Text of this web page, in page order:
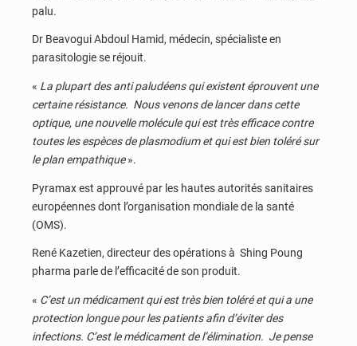
palu.
Dr Beavogui Abdoul Hamid, médecin, spécialiste en
parasitologie se réjouit.
« La plupart des anti paludéens qui existent éprouvent une
certaine résistance. Nous venons de lancer dans cette
optique, une nouvelle molécule qui est très efficace contre
toutes les espèces de plasmodium et qui est bien toléré sur
le plan empathique».
Pyramax est approuvé par les hautes autorités sanitaires
européennes dont l’organisation mondiale de la santé
(OMS).
René Kazetien, directeur des opérations à Shing Poung
pharma parle de l’efficacité de son produit.
« C’est un médicament qui est très bien toléré et qui a une
protection longue pour les patients afin d’éviter des
infections. C’est le médicament de l’élimination. Je pense